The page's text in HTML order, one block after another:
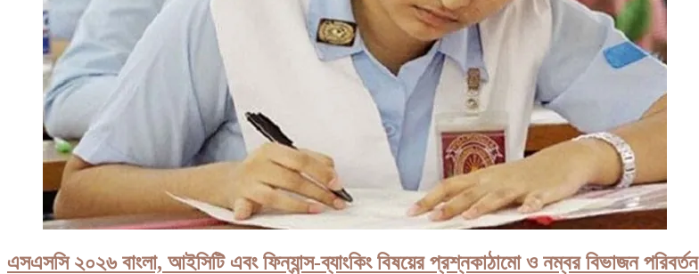
এসএসসি ২০২৬ বাংলা, আইসিটি এবং ফিন্যান্স-ব্যাংকিং বিষয়ের প্রশ্নকাঠামো ও নম্বর বিভাজন পরিবর্তন